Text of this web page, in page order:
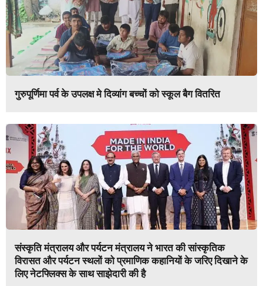
गुरुपूर्णिमा पर्व के उपलक्ष मे दिव्यांग बच्चों को स्कूल बैग वितरित
संस्कृति मंत्रालय और पर्यटन मंत्रालय ने भारत की सांस्कृतिक
विरासत और पर्यटन स्थलों को प्रमाणिक कहानियों के जरिए दिखाने के
लिए नेटफ्लिक्स के साथ साझेदारी की है